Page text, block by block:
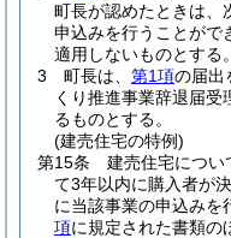
町長が認めたときは、
申込みを行うことがで
適用しないものとする。
3
町長は、 第1項の届出
くり推進事業辞退届受
るものとする。
(建売住宅の特例)
第15条
建売住宅につい
て3年以内に購入者が
に当該事業の申込みを
項に規定された書類の